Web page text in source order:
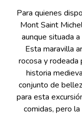
Para quienes
Mont Saint
aunque situada
Esta maravilla
rocosa y rodeada
historia
conjunto de
para esta
comidas, pero